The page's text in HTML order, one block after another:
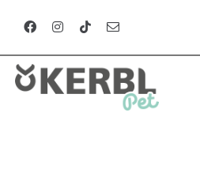
Inhalt
springen